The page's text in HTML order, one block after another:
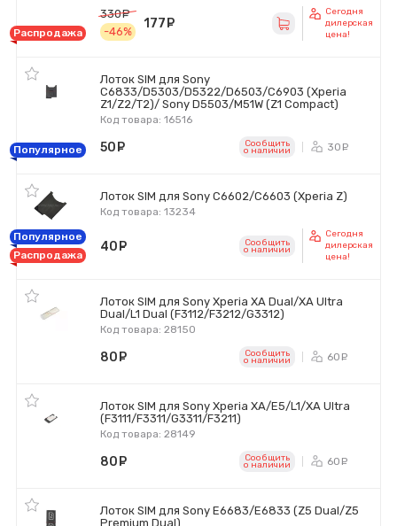
Распродажа
330
-46%
177
Сегодня
дилерская
цена!
Лоток SIM для Sony
C6833/D5303/D5322/D6503/C6903 (Xperia
Z1/Z2/T2)/ Sony D5503/M51W (Z1 Compact)
Код товара: 16516
Популярное 50 Сообщить
o наличии 30
Лоток SIM для Sony C6602/C6603 (Xperia Z)
Код товара: 13234
Популярное
Распродажа
40 Сообщить
o наличии
Сегодня
дилерская
цена!
Лоток SIM для Sony Xperia XA Dual/XA Ultra
Dual/L1 Dual (F3112/F3212/G3312)
Код товара: 28150
80 Сообщить
o наличии 60
Лоток SIM для Sony Xperia XA/E5/L1/XA Ultra
(F3111/F3311/G3311/F3211)
Код товара: 28149
80 Сообщить
o наличии 60
Лоток SIM для Sony E6683/E6833 (Z5 Dual/Z5
Premium Dual)